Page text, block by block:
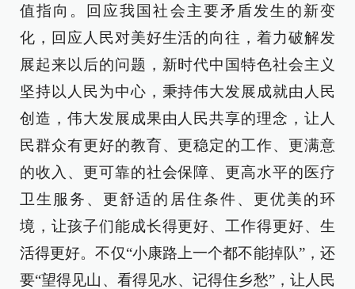
值指向。回应我国社会主要矛盾发生的新变
化，回应人民对美好生活的向往，着力破解发
展起来以后的问题，新时代中国特色社会主义
坚持以人民为中心，秉持伟大发展成就由人民
创造，伟大发展成果由人民共享的理念，让人
民群众有更好的教育、更稳定的工作、更满意
的收入、更可靠的社会保障、更高水平的医疗
卫生服务、更舒适的居住条件、更优美的环
境，让孩子们能成长得更好、工作得更好、生
活得更好。不仅“小康路上一个都不能掉队”，还
要“望得见山、看得见水、记得住乡愁”，让人民